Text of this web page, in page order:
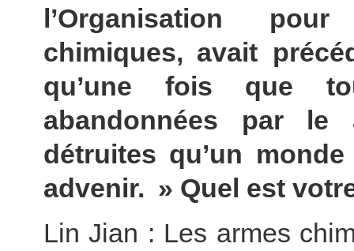
l’Organisation
chimiques, avait
qu’une fois que
abandonnées par
détruites qu’un
advenir. » Quel est
Lin Jian : Les armes